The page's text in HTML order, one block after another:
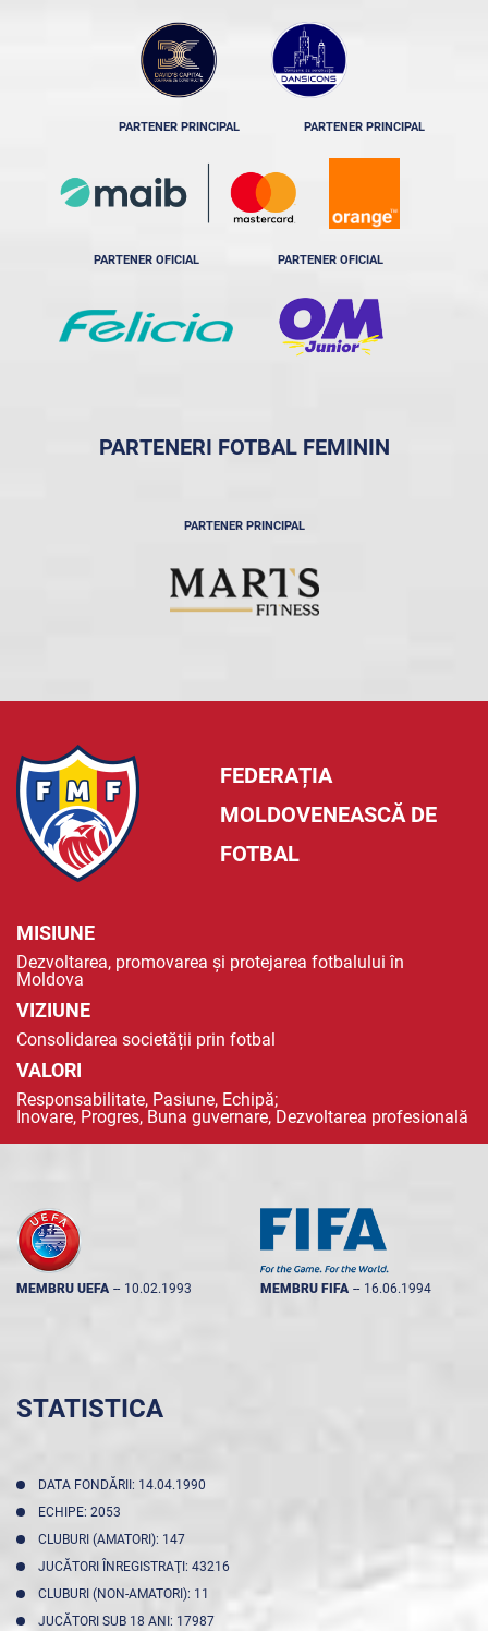
PARTENER PRINCIPAL PARTENER PRINCIPAL
PARTENER OFICIAL PARTENER OFICIAL
PARTENERI FOTBAL FEMININ
PARTENER PRINCIPAL
FEDERAȚIA
MOLDOVENEASCĂ DE
FOTBAL
MISIUNE
Dezvoltarea, promovarea și protejarea fotbalului în
Moldova
VIZIUNE
Consolidarea societății prin fotbal
VALORI
Responsabilitate, Pasiune, Echipă;
Inovare, Progres, Buna guvernare, Dezvoltarea profesională
MEMBRU UEFA -- 10.02.1993 MEMBRU FIFA -- 16.06.1994
STATISTICA
DATA FONDĂRII: 14.04.1990
ECHIPE: 2053
CLUBURI (AMATORI): 147
JUCĂTORI ÎNREGISTRAŢI: 43216
CLUBURI (NON-AMATORI): 11
JUCĂTORI SUB 18 ANI: 17987